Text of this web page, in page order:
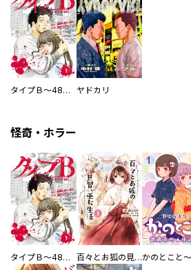
タイプＢ～48時間後、致死率100％～【単話】 ヤドカリ
怪奇・ホラー
タイプＢ～48時間後、致死率100％～【単話】 百々とお狐の見習い巫女生活【単行本版】